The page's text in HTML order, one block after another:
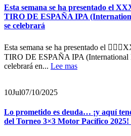
Esta semana se ha presentado el
TIRO DE ESPAÑA IPA
se celebrará
Esta semana se ha presentado el
TIRO DE ESPAÑA IPA (International
celebrará en... Lee mas
10Jul07/10/2025
Lo prometido es deuda… ¡y aquí
del Torneo 3×3 Motor Pacífico